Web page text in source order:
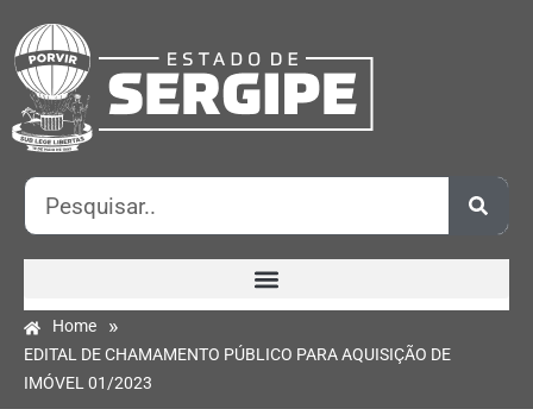
Home »
EDITAL DE CHAMAMENTO PÚBLICO PARA AQUISIÇÃO DE
IMÓVEL 01/2023